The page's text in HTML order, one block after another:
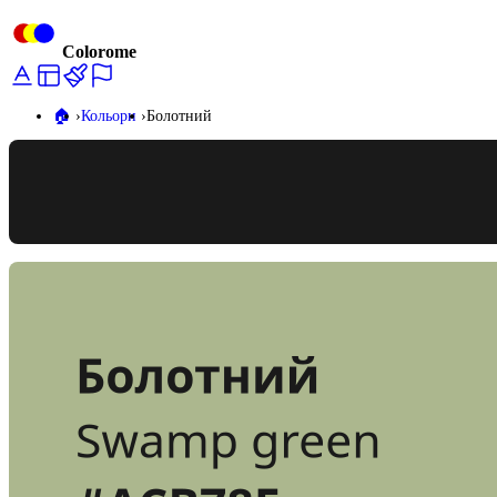
Colorome
🏠️ Кольори Болотний